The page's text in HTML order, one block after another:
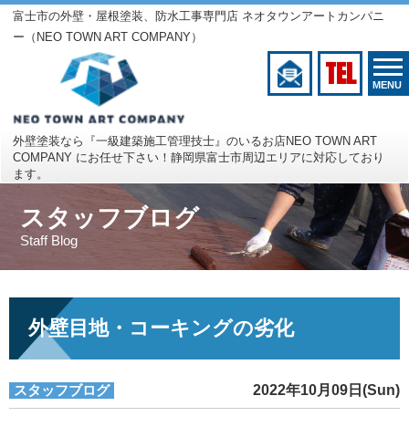
富士市の外壁・屋根塗装、防水工事専門店 ネオタウンアートカンパニ
ー（NEO TOWN ART COMPANY）
外壁塗装なら『一級建築施工管理技士』のいるお店NEO TOWN ART
COMPANY にお任せ下さい！静岡県富士市周辺エリアに対応しており
ます。
TEL MENU
スタッフブログ
Staff Blog
外壁目地・コーキングの劣化
スタッフブログ 2022年10月09日(Sun)